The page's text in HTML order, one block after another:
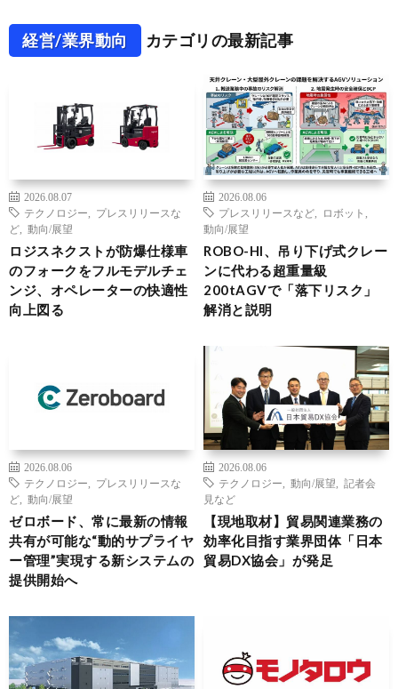
経営/業界動向 カテゴリの最新記事
2026.08.07
テクノロジー
プレスリリースな
ど
動向/展望
ロジスネクストが防爆仕様車
のフォークをフルモデルチェ
ンジ、オペレーターの快適性
向上図る
2026.08.06
プレスリリースなど
ロボット
動向/展望
ROBO-HI、吊り下げ式クレー
ンに代わる超重量級
200tAGVで「落下リスク」
解消と説明
2026.08.06
テクノロジー
プレスリリースな
ど
動向/展望
ゼロボード、常に最新の情報
共有が可能な“動的サプライヤ
ー管理”実現する新システムの
提供開始へ
2026.08.06
テクノロジー
動向/展望
記者会
見など
【現地取材】貿易関連業務の
効率化目指す業界団体「日本
貿易DX協会」が発足